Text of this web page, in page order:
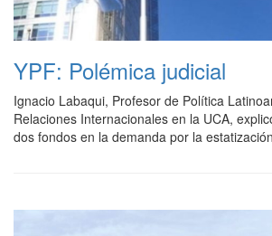
YPF: Polémica judicial
Ignacio Labaqui, Profesor de Política
Relaciones Internacionales en la UCA,
dos fondos en la demanda por la